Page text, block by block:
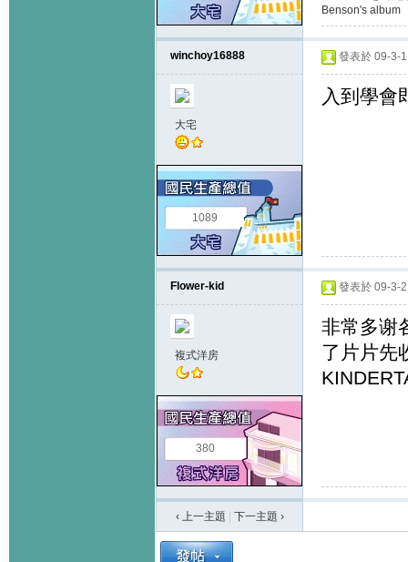
Benson's album
winchoy16888
大宅
1089
發表於 09-3-
入到學會
Flower-kid
複式洋房
380
發表於 09-3-
非常多谢
了片片先
‹ 上一主題 下一主題 ›